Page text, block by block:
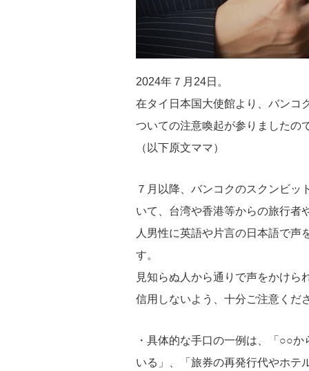
2024年７月24日。
在タイ日本国大使館より、バンコ
ついての注意喚起が参りましたの
（以下原文ママ）
７月以降、バンコクのスクンビッ
いて、台湾や香港等からの旅行者
人男性に英語や片言の日本語で声
す。
見知らぬ人から通りで声をかけら
信用しないよう、十分ご注意くだ
・具体的な手口の一例は、「○○
いる」、「旅券の再発行代やホテ